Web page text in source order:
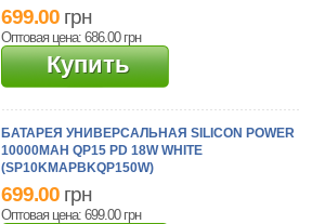
699.00 грн
Оптовая цена: 686.00 грн
Купить
БАТАРЕЯ УНИВЕРСАЛЬНАЯ SILICON POWER
10000MAH QP15 PD 18W WHITE
(SP10KMAPBKQP150W)
699.00 грн
Оптовая цена: 699.00 грн